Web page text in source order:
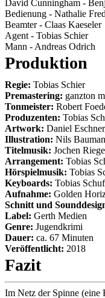
David Cunningham -
Bedienung - Nathalie
Beamter- Claas Kaeseler
Agent - Tobias Schier
Mann - Andreas Odrich
Produktion
Regie: Tobias Schier
Premastering: ganzton
Tonmeister: Robert
Produzenten: Tobias
Artwork: Daniel
Illustration: Nils
Titelmusik: Jochen
Arrangement: Tobias
Hörspielmusik: Tobias
Keyboards: Tobias
Aufnahme: Golden
Schnitt und
Label: Gerth Medien
Genre: Jugendkrimi
Dauer: ca. 67 Minuten
Veröffentlicht: 2018
Fazit
Im Netz der Spinne (eine